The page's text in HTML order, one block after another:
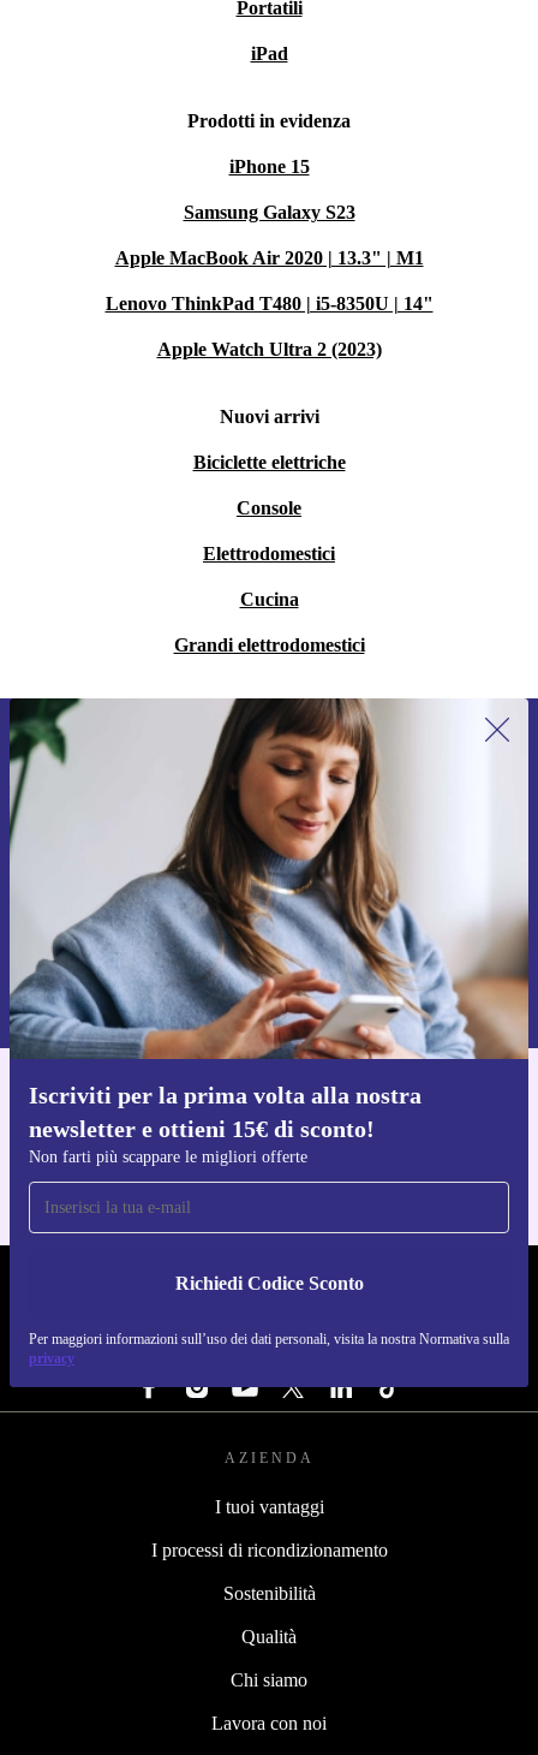
Portatili
iPad
Prodotti in evidenza
iPhone 15
Samsung Galaxy S23
Apple MacBook Air 2020 | 13.3" | M1
Lenovo ThinkPad T480 | i5-8350U | 14"
Apple Watch Ultra 2 (2023)
Nuovi arrivi
Biciclette elettriche
Console
Elettrodomestici
Cucina
Grandi elettrodomestici
Iscriviti per la prima volta alla nostra
newsletter e ottieni 15€ di sconto!
Non farti più scappare le migliori offerte
Richiedi Codice Sconto
Per maggiori informazioni sull’uso dei dati personali, visita la nostra Normativa sulla
privacy
Iscriviti per la prima volta alla nostra
newsletter e ottieni 15€ di sconto!
Non farti più scappare le migliori offerte.
Richiedi codice sconto
Per maggiori informazioni sull’uso dei dati personali, visita la nostra
Normativa sulla privacy
Scarica l'app di refurbed
Per iOS e Android
REFURBED ITALIA - RETHINK NEW.
SEGUICI SU
AZIENDA
I tuoi vantaggi
I processi di ricondizionamento
Sostenibilità
Qualità
Chi siamo
Lavora con noi